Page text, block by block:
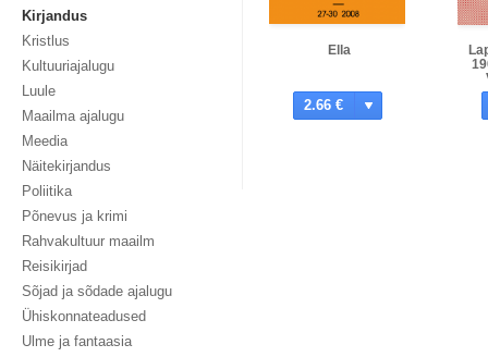
Kirjandus
Kristlus
Kultuuriajalugu
Luule
Maailma ajalugu
Meedia
Näitekirjandus
Poliitika
Põnevus ja krimi
Rahvakultuur maailm
Reisikirjad
Sõjad ja sõdade ajalugu
Ühiskonnateadused
Ulme ja fantaasia
Ella
2.66 €